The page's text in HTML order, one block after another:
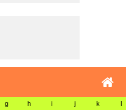
g h i j k l